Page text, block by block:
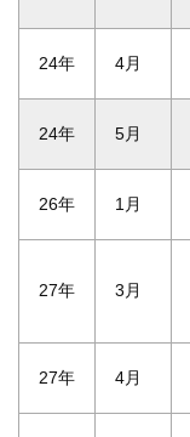
24年 4月
24年 5月
26年 1月
27年 3月
27年 4月